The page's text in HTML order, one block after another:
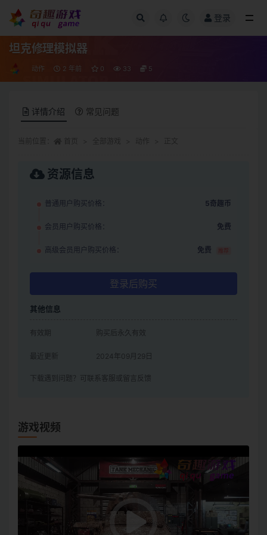
登录
坦克修理模拟器
动作 2 年前 0 33 5
详情介绍 常见问题
资源信息
普通用户购买价格： 5奇趣币
会员用户购买价格： 免费
高级会员用户购买价格： 免费 推荐
登录后购买
其他信息
有效期 购买后永久有效
最近更新 2024年09月29日
下载遇到问题？可联系客服或留言反馈
游戏视频